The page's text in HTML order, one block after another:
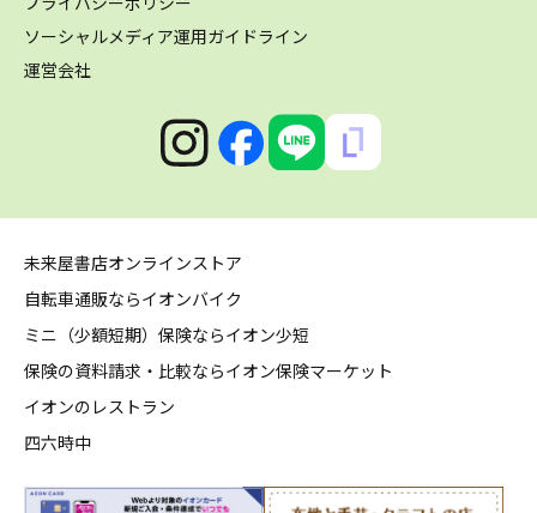
ソーシャルメディア運用ガイドライン
運営会社
未来屋書店オンラインストア
自転車通販ならイオンバイク
ミニ（少額短期）保険ならイオン少短
保険の資料請求・比較ならイオン保険マーケット
イオンのレストラン
四六時中